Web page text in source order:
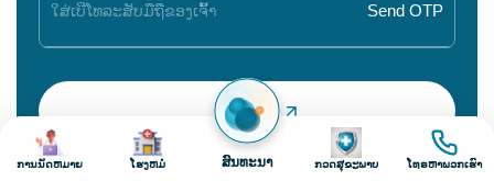
ຮູບພາບ
ການນັດຫມາຍ
ຮູບພາບ
ໂຮງຫມໍ ສົນທະນາ
ຮູບພາບ
ກວດສຸຂະພາບ
ຮູບພາບ
ໂທຣຫາພວກເຮົາ